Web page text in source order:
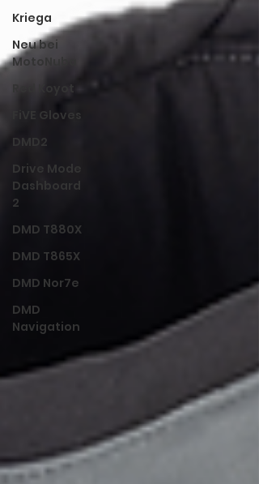
Kriega
Neu bei
MotoNuba
FiVE Gloves
DMD2
Drive Mode
Dashboard
2
DMD T880X
DMD T865X
DMD Nor7e
DMD
Navigation